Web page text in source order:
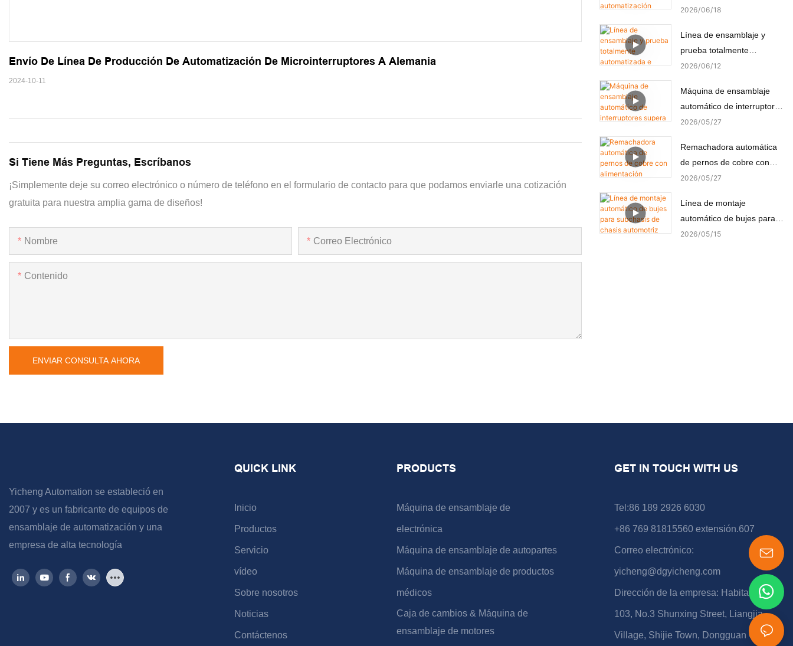
Envío De Línea De Producción De Automatización De Microinterruptores A Alemania
2024-10-11
Si Tiene Más Preguntas, Escríbanos
¡Simplemente deje su correo electrónico o número de teléfono en el formulario de contacto para que podamos enviarle una cotización
gratuita para nuestra amplia gama de diseños!
Nombre Correo Electrónico
Contenido
ENVIAR CONSULTA AHORA
Soluciones de
personalizadas para
electrónica, automoción,
medicina y motores
2026 06 18
Línea de ensamblaje y
prueba totalmente
automatizada e integrada
(componentes no estándar)
2026 06 12
Máquina de ensamblaje
automático de interruptores
supera con éxito la prueba
2026 05 27
Remachadora automática
de pernos de cobre con
alimentación automática y
2026 05 27
Línea de montaje
automático de bujes para
subchasis de chasis
2026 05 15
Yicheng Automation se estableció en
2007 y es un fabricante de equipos de
ensamblaje de automatización y una
empresa de alta tecnología
QUICK LINK
Inicio
Productos
Servicio
vídeo
Sobre nosotros
Noticias
Contáctenos
PRODUCTS
Máquina de ensamblaje de
electrónica
Máquina de ensamblaje de autopartes
Máquina de ensamblaje de productos
médicos
Caja de cambios & Máquina de
ensamblaje de motores
GET IN TOUCH WITH US
Tel:86 189 2926 6030
+86 769 81815560 extensión.607
Correo electrónico:
yicheng@dgyicheng.com
Dirección de la empresa: Habitación
103, No.3 Shunxing Street, Liangjia
Village, Shijie Town, Dongguan City,